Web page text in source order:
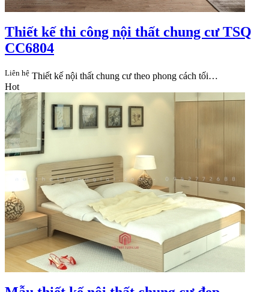
Thiết kế thi công nội thất chung cư TSQ
CC6804
Liên hệ Thiết kế nội thất chung cư theo phong cách tối…
Hot